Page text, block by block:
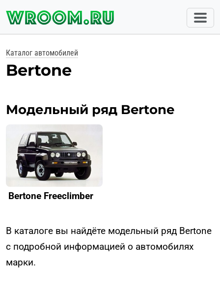
Каталог автомобилей
Bertone
Модельный ряд Bertone
Bertone Freeclimber
В каталоге вы найдёте модельный ряд Bertone
с подробной информацией о автомобилях
марки.